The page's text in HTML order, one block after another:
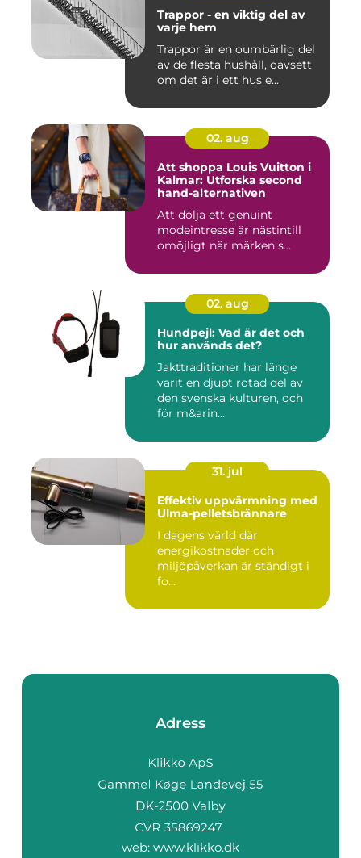
Trappor - en viktig del av
varje hem
Trappor är en oumbärlig del
av de flesta hushåll, oavsett
om det är i ett hus e...
02. aug
Att shoppa Louis Vuitton i
Kalmar: Utforska second
hand-alternativen
Att dölja ett genuint
modeintresse är nästintill
omöjligt när märken s...
02. aug
Hundpejl: Vad är det och
hur används det?
Jakttraditioner har länge
varit en djupt rotad del av
den svenska kulturen, och
för m&arin...
31. jul
Effektiv uppvärmning med
Ulma-pelletsbrännare
I dagens värld där
energikostnader och
miljöpåverkan är ständigt i
fo...
Adress
web: www.klikko.dk